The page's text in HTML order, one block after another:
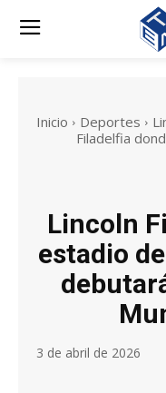
Inicio Deportes
Filadelfia
Lincoln
estadio
3 de abril de 2026